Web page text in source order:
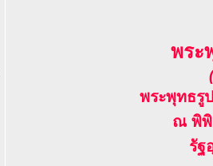
พระ
พระพุทธรู
ณ พิพิ
รัฐ